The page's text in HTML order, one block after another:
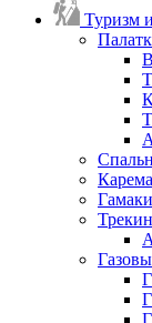
Туризм
Гамаки